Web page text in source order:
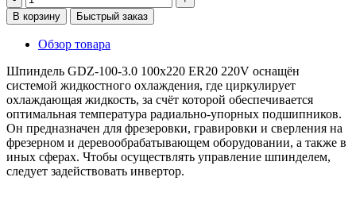
В корзину
Быстрый заказ
Обзор товара
Шпиндель GDZ-100-3.0 100x220 ER20 220V оснащён
системой жидкостного охлаждения, где циркулирует
охлаждающая жидкость, за счёт которой обеспечивается
оптимальная температура радиально-упорных подшипников.
Он предназначен для фрезеровки, гравировки и сверления на
фрезерном и деревообрабатывающем оборудовании, а также в
иных сферах. Чтобы осуществлять управление шпинделем,
следует задействовать инвертор.